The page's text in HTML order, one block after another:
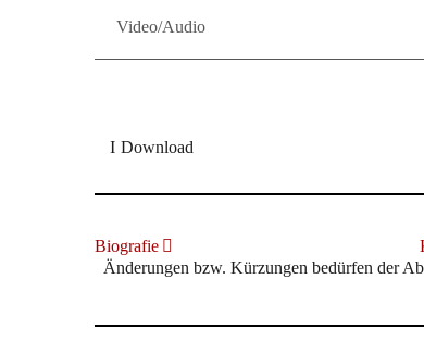
Video/Audio
Download
Biografie
Änderungen bzw. Kürzungen bedürfen der